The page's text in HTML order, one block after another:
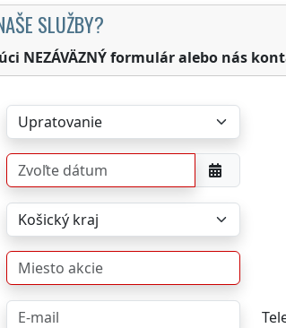
SLUŽBY?
NEZÁVÄZNÝ formulár alebo nás